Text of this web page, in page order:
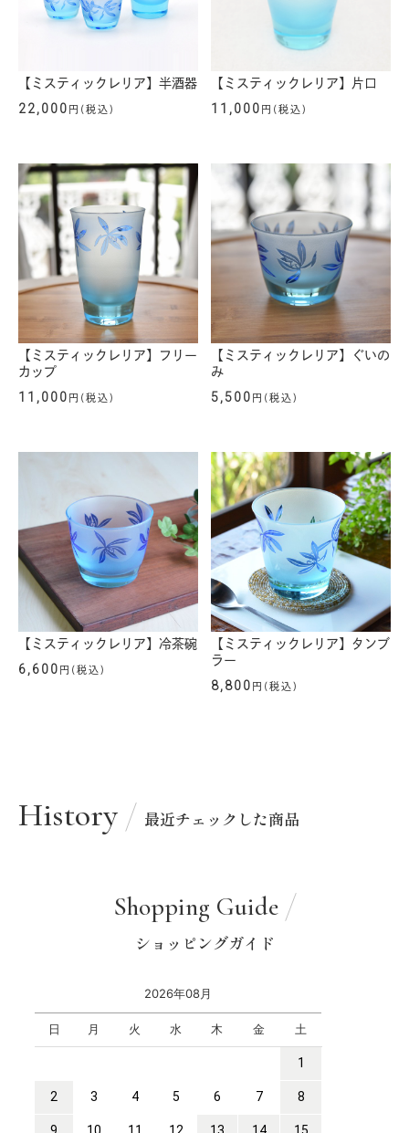
【ミスティックレリア】半酒器
22,000 円(税込)
【ミスティックレリア】片口
11,000 円(税込)
【ミスティックレリア】フリー
カップ
11,000 円(税込)
【ミスティックレリア】ぐいの
み
5,500 円(税込)
【ミスティックレリア】冷茶碗
6,600 円(税込)
【ミスティックレリア】タンブ
ラー
8,800 円(税込)
History 最近チェックした商品
Shopping Guide
ショッピングガイド